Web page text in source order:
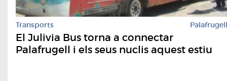
Transports Palafrugell
El Julivia Bus torna a connectar
Palafrugell i els seus nuclis aquest estiu